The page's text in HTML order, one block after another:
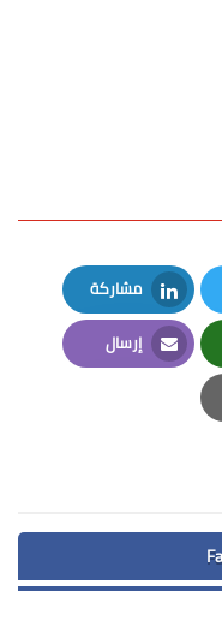
مشاركة
LinkedIn
إرسال
Email